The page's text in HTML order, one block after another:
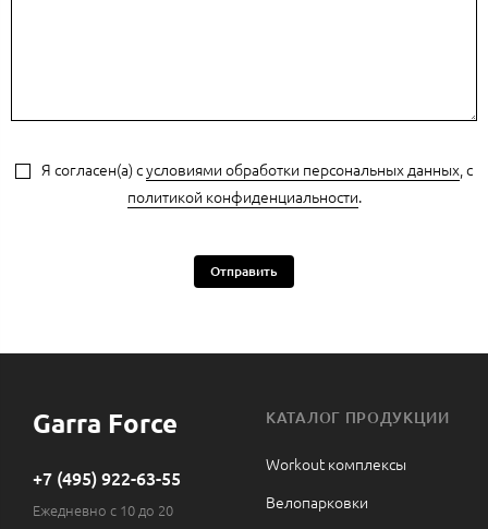
Я согласен(а) сусловиями обработки персональных данных, с
политикой конфиденциальности.
Отправить
Garra Force
+7 (495) 922-63-55
Ежедневно с 10 до 20
КАТАЛОГ ПРОДУКЦИИ
Workout комплексы
Велопарковки